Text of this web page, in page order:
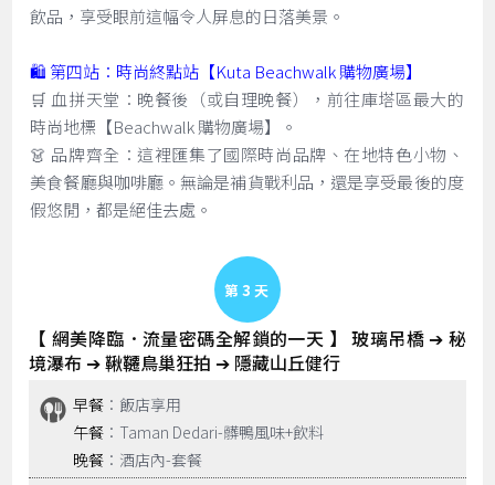
飲品，享受眼前這幅令人屏息的日落美景。
🛍️ 第四站：時尚終點站【Kuta Beachwalk 購物廣場】
🛒 血拼天堂：晚餐後（或自理晚餐），前往庫塔區最大的
時尚地標【Beachwalk 購物廣場】。
👗 品牌齊全：這裡匯集了國際時尚品牌、在地特色小物、
美食餐廳與咖啡廳。無論是補貨戰利品，還是享受最後的度
假悠閒，都是絕佳去處。
Day 3
【 網美降臨．流量密碼全解鎖的一天 】 玻璃吊橋 ➔ 秘
境瀑布 ➔ 鞦韆鳥巢狂拍 ➔ 隱藏山丘健行
早餐 ：飯店享用
午餐 ：Taman Dedari-髒鴨風味+飲料
晚餐 ：酒店內-套餐